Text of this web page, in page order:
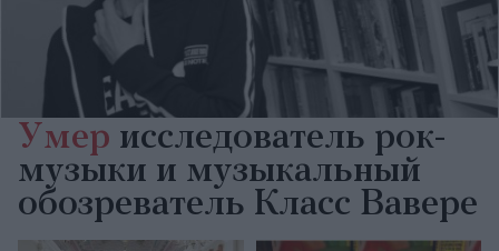
Умер исследователь рок-
музыки и музыкальный
обозреватель Класс Вавере